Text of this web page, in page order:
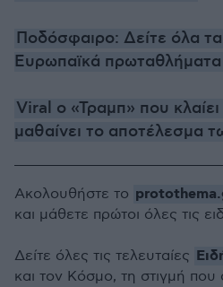
Ποδόσφαιρο: Δείτε όλα
Ευρωπαϊκά πρωταθλήματα
Viral ο «Τραμπ» που κλαίει
μαθαίνει το αποτέλεσμα
Ακολουθήστε το
και μάθετε πρώτοι όλες τις
Δείτε όλες τις τελευταίες
και τον Κόσμο, τη στιγμή που